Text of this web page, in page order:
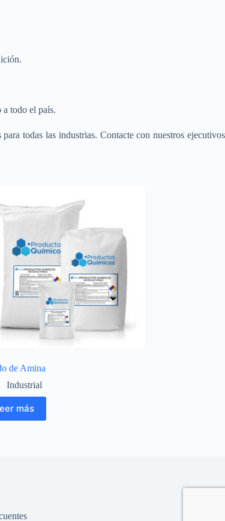
todo el país.
todas las industrias. Contacte con nuestros ejecutivos
de Amina
Industrial
más